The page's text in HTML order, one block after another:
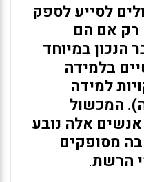
לסייע לספק
רק אם הם
הנכון במיוחד
בלמידה
למידה
המכשול
אלה נובע
מסופקים
הרשת.